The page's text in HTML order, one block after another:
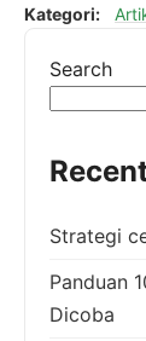
Kategori:
Search
Strategi
Panduan
Dicoba